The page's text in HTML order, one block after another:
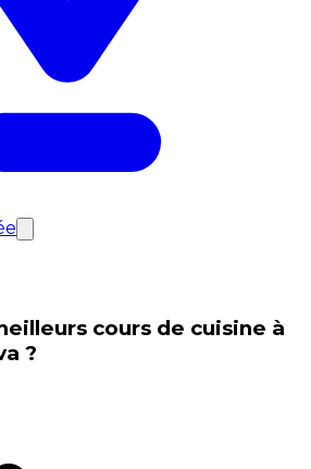
cours de cuisine à
?